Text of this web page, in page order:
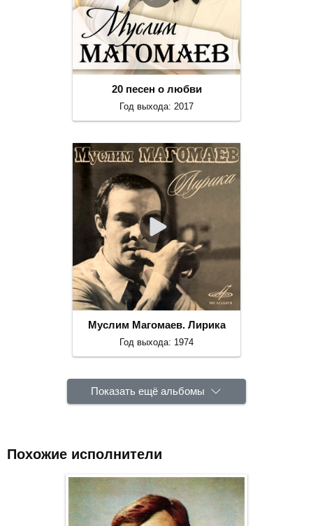
20 песен о любви
Год выхода: 2017
Муслим Магомаев. Лирика
Год выхода: 1974
Показать ещё альбомы
Похожие исполнители